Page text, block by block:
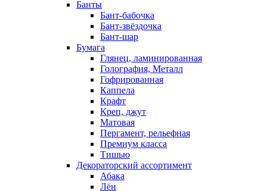
Банты
Бант-бабочка
Бант-звёздочка
Бант-шар
Бумага
Глянец, ламинированная
Голография, Металл
Гофрированная
Каппела
Крафт
Креп, джут
Матовая
Пергамент, рельефная
Премиум класса
Тишью
Декораторский ассортимент
Абака
Лён